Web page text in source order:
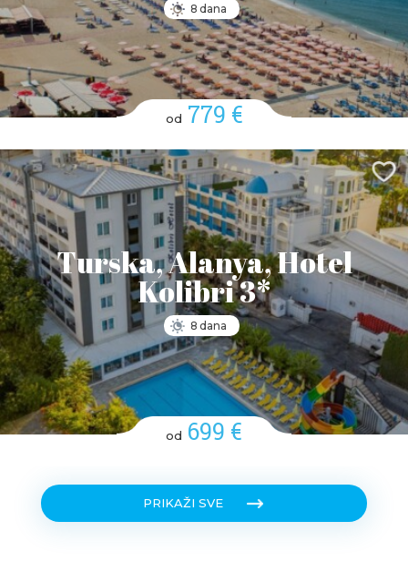
8 dana
od 779 €
Turska, Alanya, Hotel
Kolibri 3*
8 dana
od 699 €
PRIKAŽI SVE